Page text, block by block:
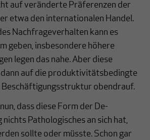
auf veränderte Präferenzen der
etwa den internationalen Handel.
Nachfrageverhalten kann es
geben, insbesondere höhere
legen das nahe. Aber diese
auf die produktivitätsbedingte
Beschäftigungsstruktur obendrauf.
dass diese Form der De-
Pathologisches an sich hat,
sollte oder müsste. Schon gar